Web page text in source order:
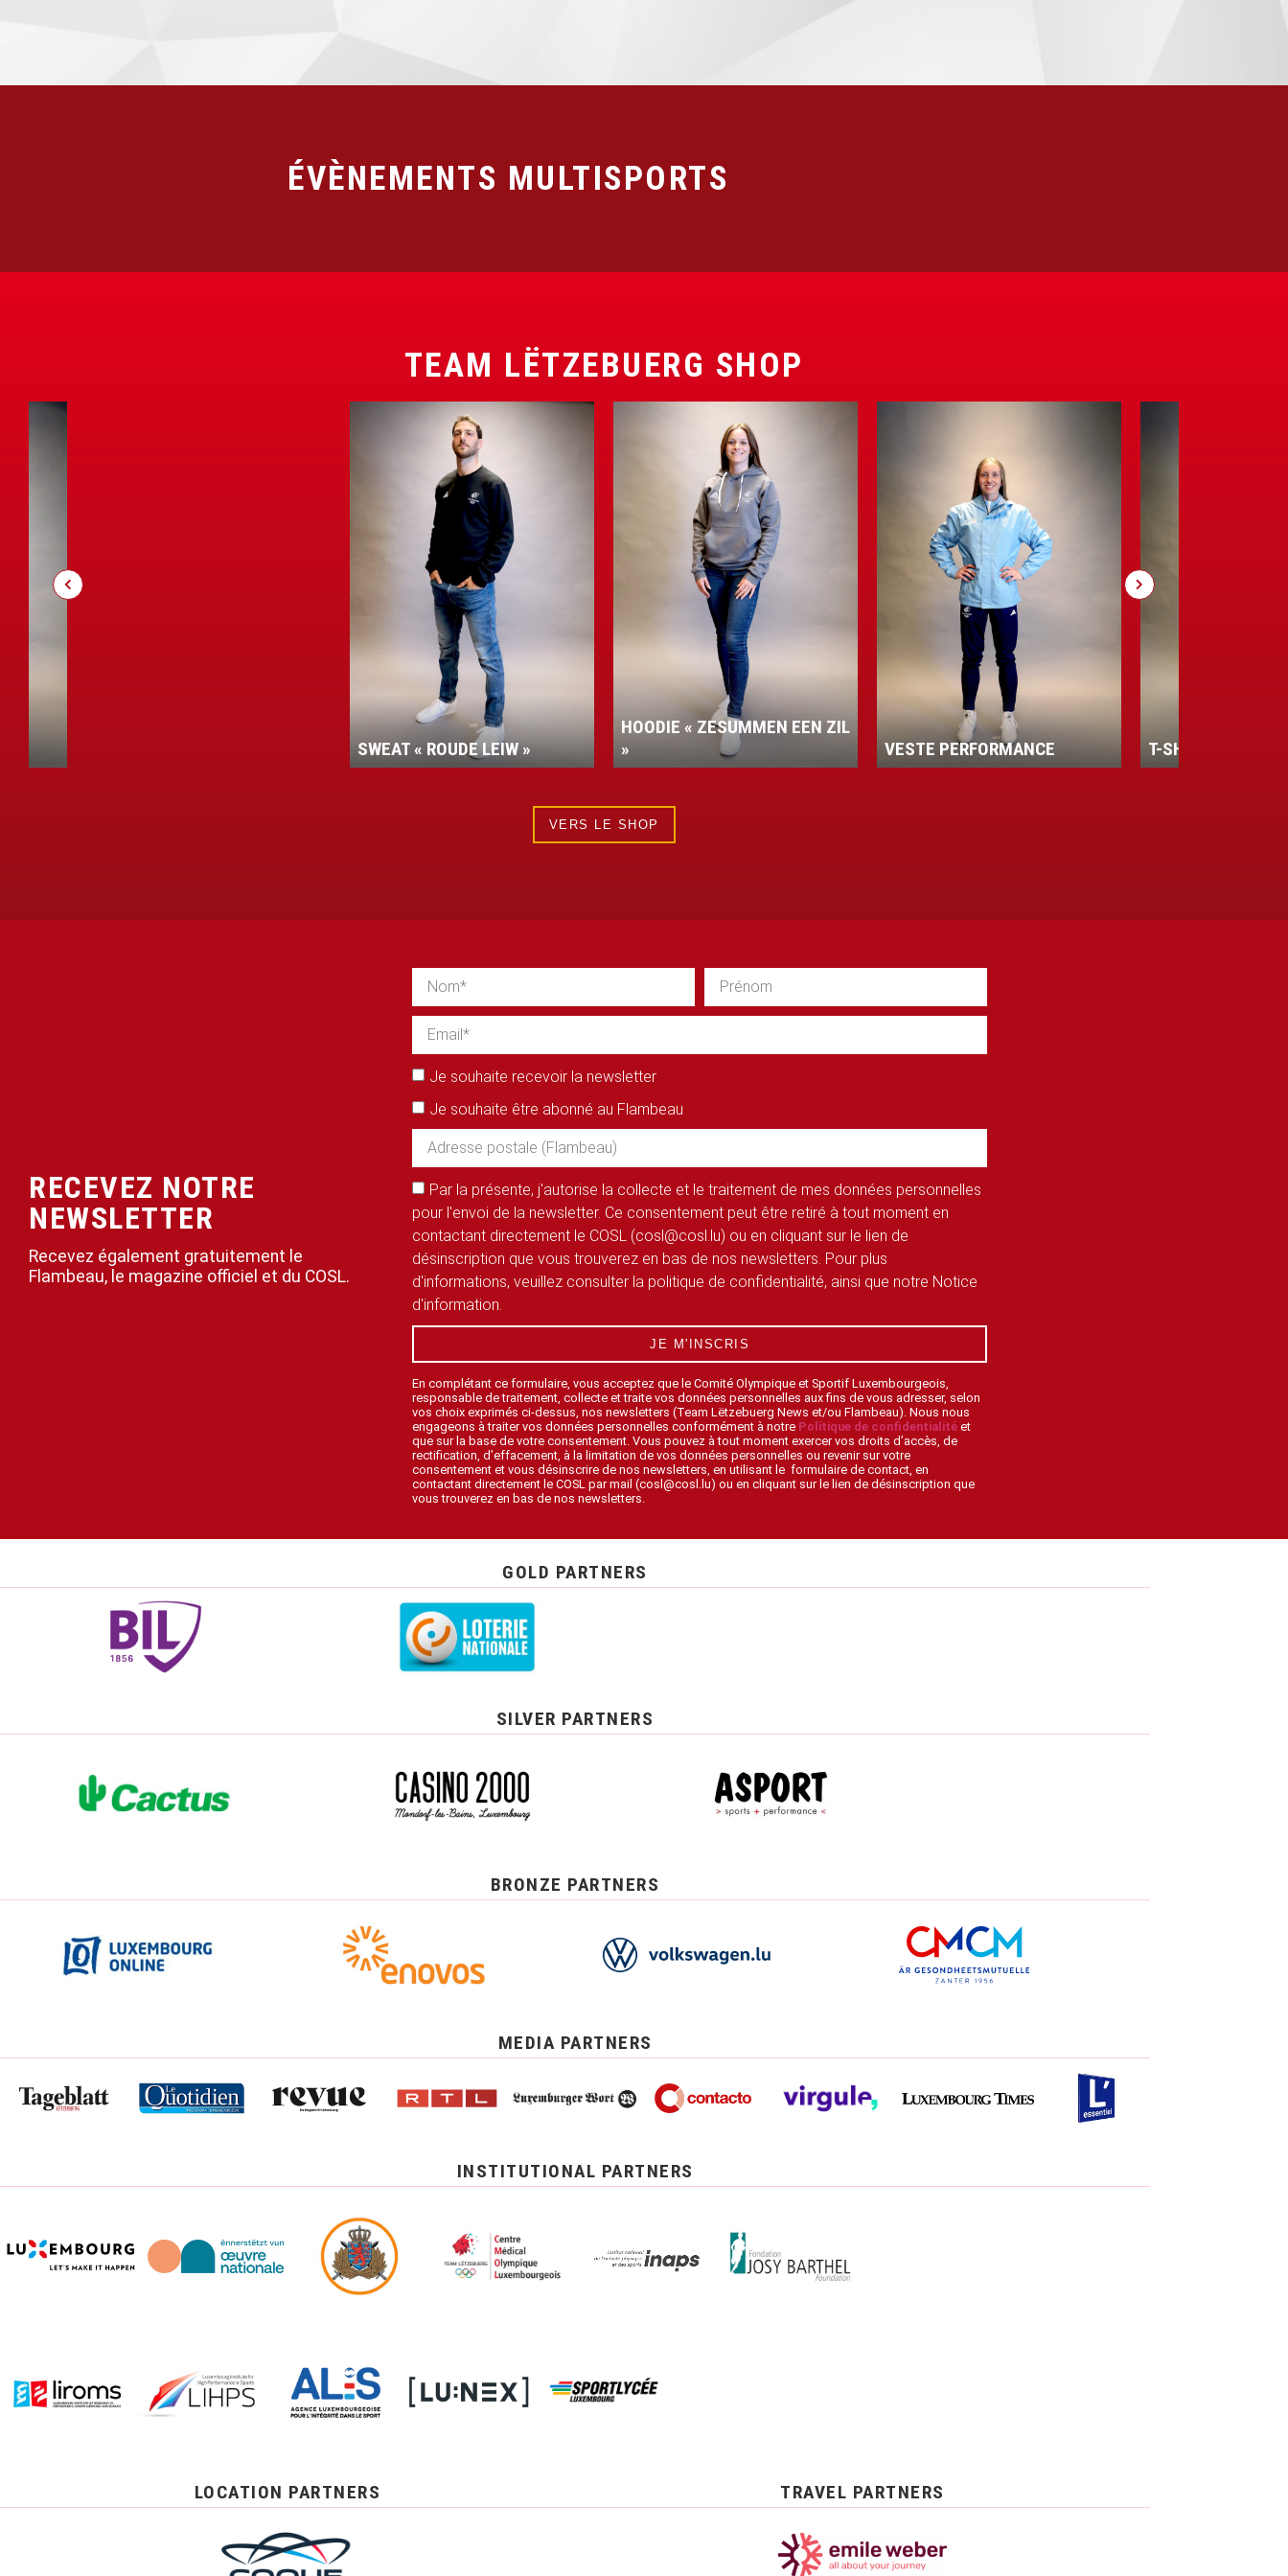
ÉVÈNEMENTS MULTISPORTS
TEAM LËTZEBUERG SHOP
SWEAT « ROUDE LEIW »
HOODIE « ZESUMMEN EEN ZIL
»
VESTE PERFORMANCE T-SHIRT HOMME
VERS LE SHOP
RECEVEZ NOTRE
NEWSLETTER
Recevez également gratuitement le
Flambeau, le magazine officiel et du COSL.
Je souhaite recevoir la newsletter
Je souhaite être abonné au Flambeau
Par la présente, j'autorise la collecte et le traitement de mes données personnelles
pour l'envoi de la newsletter. Ce consentement peut être retiré à tout moment en
contactant directement le COSL (cosl@cosl.lu) ou en cliquant sur le lien de
désinscription que vous trouverez en bas de nos newsletters. Pour plus
d'informations, veuillez consulter la politique de confidentialité, ainsi que notre Notice
d'information.
JE M'INSCRIS
En complétant ce formulaire, vous acceptez que le Comité Olympique et Sportif Luxembourgeois,
responsable de traitement, collecte et traite vos données personnelles aux fins de vous adresser, selon
vos choix exprimés ci-dessus, nos newsletters (Team Lëtzebuerg News et/ou Flambeau). Nous nous
engageons à traiter vos données personnelles conformément à notre Politique de confidentialité et
que sur la base de votre consentement. Vous pouvez à tout moment exercer vos droits d’accès, de
rectification, d’effacement, à la limitation de vos données personnelles ou revenir sur votre
consentement et vous désinscrire de nos newsletters, en utilisant le formulaire de contact, en
contactant directement le COSL par mail (cosl@cosl.lu) ou en cliquant sur le lien de désinscription que
vous trouverez en bas de nos newsletters.
GOLD PARTNERS
SILVER PARTNERS
BRONZE PARTNERS
MEDIA PARTNERS
INSTITUTIONAL PARTNERS
LOCATION PARTNERS TRAVEL PARTNERS